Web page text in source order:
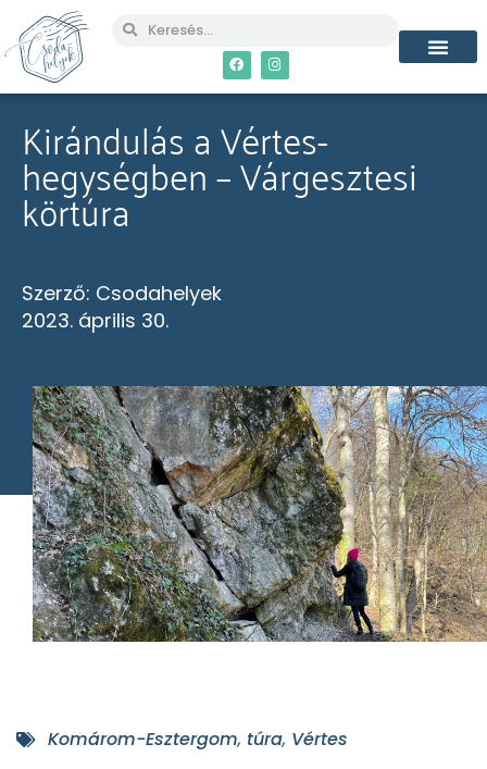
Kirándulás a Vértes-
hegységben – Várgesztesi
körtúra
Szerző: Csodahelyek
2023. április 30.
Komárom-Esztergom, túra, Vértes